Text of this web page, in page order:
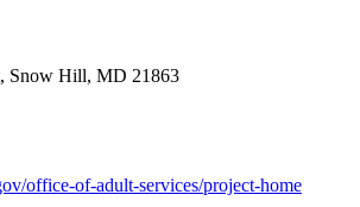
Snow Hill, MD 21863
office-of-adult-services/project-home